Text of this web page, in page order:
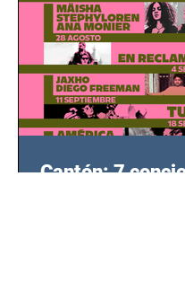
Cantón: 7